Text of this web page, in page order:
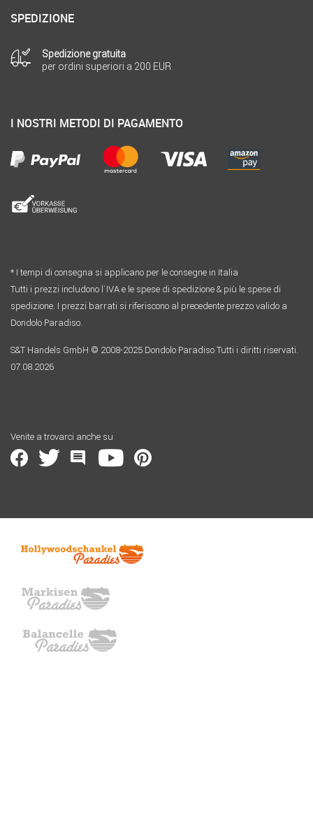
SPEDIZIONE
Spedizione gratuita
per ordini superiori a 200 EUR
I NOSTRI METODI DI PAGAMENTO
* I tempi di consegna si applicano per le consegne in Italia
Tutti i prezzi includono l´IVA e le spese di spedizione & più le spese di
spedizione. I prezzi barrati si riferiscono al precedente prezzo valido a
Dondolo Paradiso.
S&T Handels GmbH © 2008-2025 Dondolo Paradiso Tutti i diritti riservati.
07.08.2026
Venite a trovarci anche su